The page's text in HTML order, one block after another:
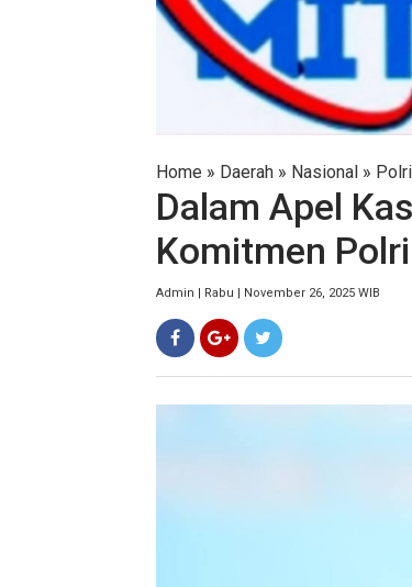
Home » Daerah » Nasional » Polri
Dalam Apel
Komitmen
Admin | Rabu | November 26, 2025 WIB